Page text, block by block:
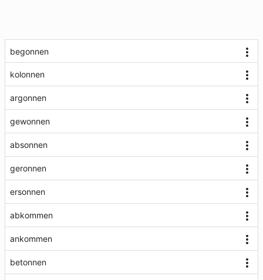
begonnen
kolonnen
argonnen
gewonnen
absonnen
geronnen
ersonnen
abkommen
ankommen
betonnen